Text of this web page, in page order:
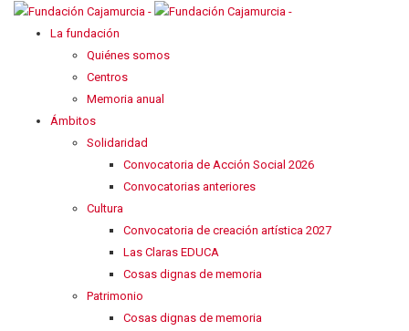
La fundación
Quiénes somos
Centros
Memoria anual
Ámbitos
Solidaridad
Convocatoria de Acción Social 2026
Convocatorias anteriores
Cultura
Convocatoria de creación artística 2027
Las Claras EDUCA
Cosas dignas de memoria
Patrimonio
Cosas dignas de memoria